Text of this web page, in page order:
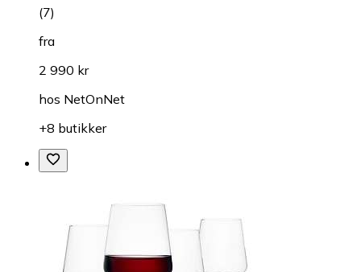
(7)
fra
2 990 kr
hos NetOnNet
+8 butikker